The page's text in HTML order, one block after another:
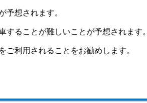
予想されます。
ることが難しいことが予想されます。
利用されることをお勧めします。